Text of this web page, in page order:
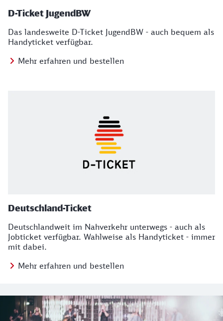
D-Ticket JugendBW
Das landesweite D-Ticket JugendBW - auch bequem als
Handyticket verfügbar.
Mehr erfahren und bestellen
Deutschland-Ticket
Deutschlandweit im Nahverkehr unterwegs - auch als
Jobticket verfügbar. Wahlweise als Handyticket - immer
mit dabei.
Mehr erfahren und bestellen